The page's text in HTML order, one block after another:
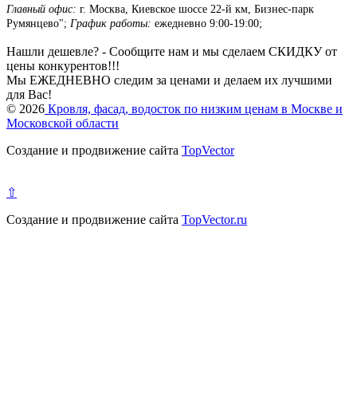
Главный офис: г. Москва, Киевское шоссе 22-й км, Бизнес-парк
Румянцево"; График работы: ежедневно 9:00-19:00;
Нашли дешевле? - Сообщите нам и мы сделаем СКИДКУ от
цены конкурентов!!!
Мы ЕЖЕДНЕВНО следим за ценами и делаем их лучшими
для Вас!
© 2026 Кровля, фасад, водосток по низким ценам в Москве и
Московской области
Создание и продвижение сайта TopVector
⇧
Создание и продвижение сайта TopVector.ru